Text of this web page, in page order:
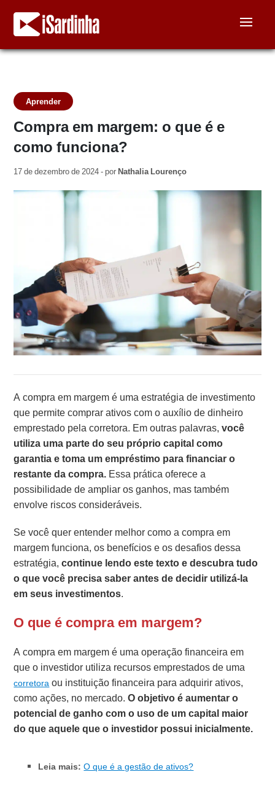
Aprender
Compra em margem: o que é e
como funciona?
17 de dezembro de 2024 - por Nathalia Lourenço
A compra em margem é uma estratégia de investimento
que permite comprar ativos com o auxílio de dinheiro
emprestado pela corretora. Em outras palavras,você
utiliza uma parte do seu próprio capital como
garantia e toma um empréstimo para financiar o
restante da compra. Essa prática oferece a
possibilidade de ampliar os ganhos, mas também
envolve riscos consideráveis.
Se você quer entender melhor como a compra em
margem funciona, os benefícios e os desafios dessa
estratégia,continue lendo este texto e descubra tudo
o que você precisa saber antes de decidir utilizá-la
em seus investimentos.
O que é compra em margem?
A compra em margem é uma operação financeira em
que o investidor utiliza recursos emprestados de uma
corretora ou instituição financeira para adquirir ativos,
como ações, no mercado.O objetivo é aumentar o
potencial de ganho com o uso de um capital maior
do que aquele que o investidor possui inicialmente.
Leia mais: O que é a gestão de ativos?